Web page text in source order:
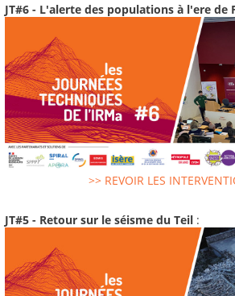
JT#6 - L'alerte des populations à l'ere de
>> REVOIR LES
JT#5 - Retour sur le séisme du Teil :